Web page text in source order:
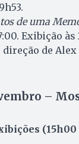
de uma
Exibição
direção de Alex
–